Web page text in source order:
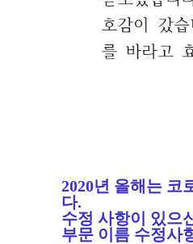
2020년 올해는 코
다.
수정 사항이 있으
부문 이름 수정사